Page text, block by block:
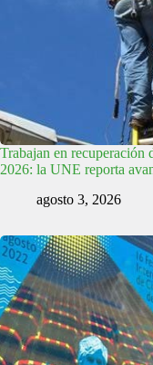
Trabajan en recuperación
2026: la UNE reporta
agosto 3, 2026